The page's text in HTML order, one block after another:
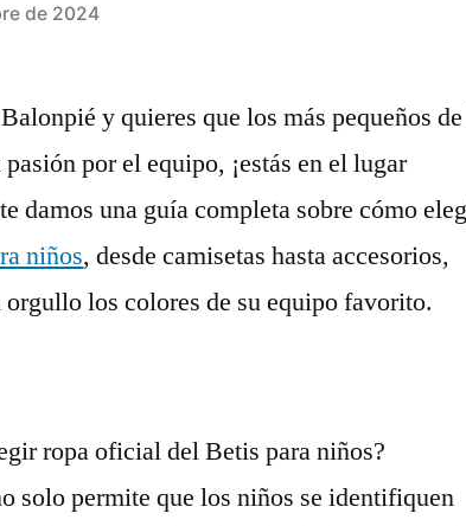
de 2024
y quieres que los más pequeños
por el equipo, ¡estás en el lugar
damos una guía completa sobre cómo
niños, desde camisetas hasta accesorios,
los colores de su equipo favorito.
ropa oficial del Betis para niños?
solo permite que los niños se identifiquen